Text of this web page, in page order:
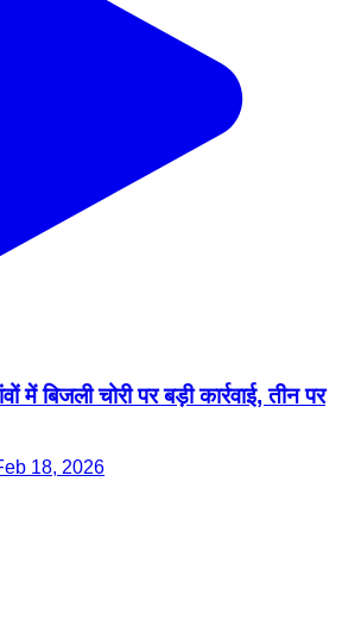
चोरी पर बड़ी कार्रवाई, तीन पर
18, 2026